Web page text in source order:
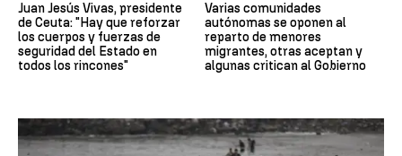
Juan Jesús Vivas, presidente
de Ceuta: "Hay que reforzar
los cuerpos y fuerzas de
seguridad del Estado en
todos los rincones"
Varias comunidades
autónomas se oponen al
reparto de menores
migrantes, otras aceptan y
algunas critican al Gobierno